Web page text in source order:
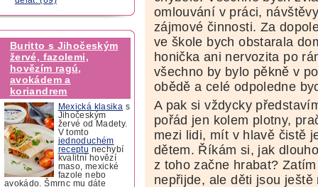
Buritto s Jihočeským
žervé, fazolemi,
hovězím ragú,
avokádem a
koriandrem
Mexická klasika s
Jihočeským
žervé od Madety.
V tomto
jednoduchém
receptu nechybí
kvalitní hovězí
maso, mexické
fazole nebo
avokádo. Šmrnc mu dáte
omlouvání v práci,
zájmové činnosti. Za
ve škole bych obstarala
honička ani nervozita po
všechno by bylo pěkně v
obědě a celé odpoledne
A pak si vždycky
pořád jen kolem plotny,
mezi lidi, mít v hlavě čistě
dětem. Říkám si, jak
z toho začne hrabat?
nepřijde, ale děti jsou